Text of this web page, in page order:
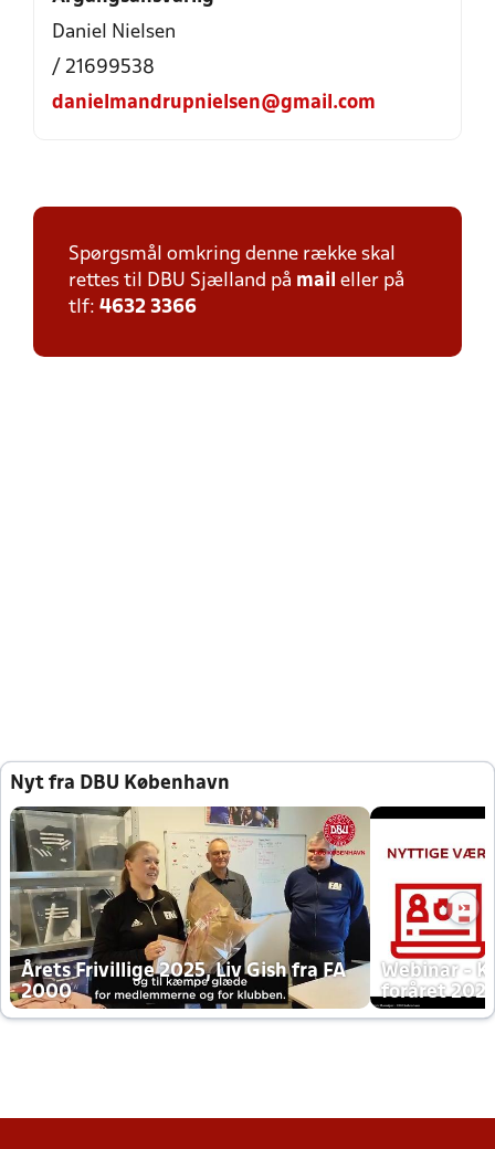
Daniel Nielsen
/ 21699538
danielmandrupnielsen@gmail.com
Spørgsmål omkring denne række skal
rettes til DBU Sjælland på mail eller på
tlf: 4632 3366
Nyt fra DBU København
Årets Frivillige 2025, Liv Gish fra FA
2000
Webinar -
foråret